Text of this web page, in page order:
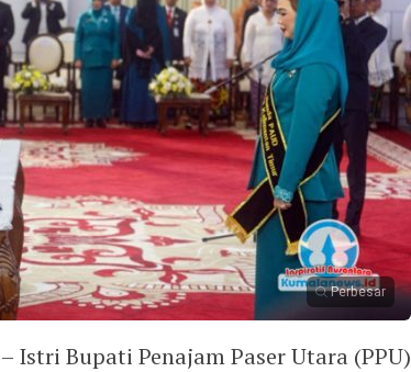
Perbesar
– Istri Bupati Penajam Paser Utara (PPU)